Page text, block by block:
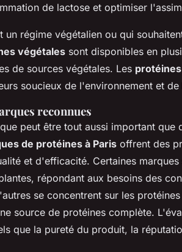
de lactose et optimiser
un régime végétalien ou qui
végétales sont disponibles en
de sources végétales. Les
soucieux de l'environnement et
reconnues
peut être tout aussi important que
de protéines à Paris offrent des
et d'efficacité. Certaines marques
répondant aux besoins des
se concentrent sur les
source de protéines complète.
que la pureté du produit, la